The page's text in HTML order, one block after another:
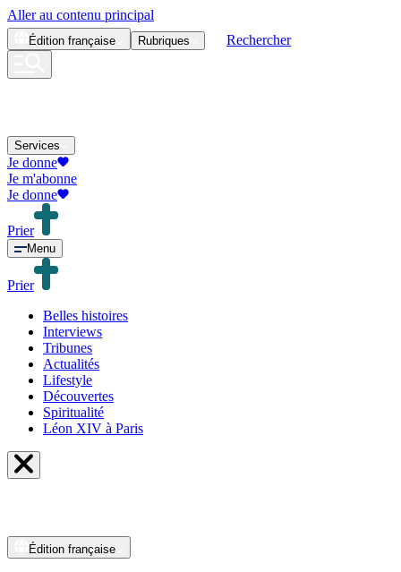
Aller au contenu principal
Édition française Rubriques Rechercher
Services
Je donne
Je m'abonne
Je donne
Prier
Menu
Prier
Belles histoires
Interviews
Tribunes
Actualités
Lifestyle
Découvertes
Spiritualité
Léon XIV à Paris
Édition française